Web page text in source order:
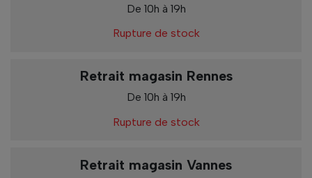
De 10h à 19h
Rupture de stock
Retrait magasin Rennes
De 10h à 19h
Rupture de stock
Retrait magasin Vannes